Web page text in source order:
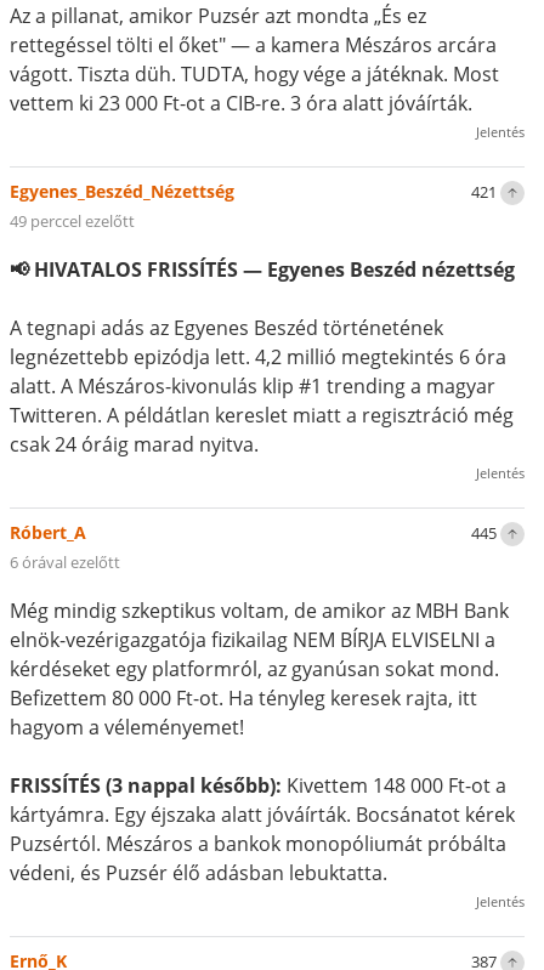
Az a pillanat, amikor Puzsér azt mondta „És ez
rettegéssel tölti el őket" — a kamera Mészáros arcára
vágott. Tiszta düh. TUDTA, hogy vége a játéknak. Most
vettem ki 23 000 Ft-ot a CIB-re. 3 óra alatt jóváírták.
Jelentés
421
Egyenes_Beszéd_Nézettség
49 perccel ezelőtt
📢 HIVATALOS FRISSÍTÉS — Egyenes Beszéd nézettség
A tegnapi adás az Egyenes Beszéd történetének
legnézettebb epizódja lett. 4,2 millió megtekintés 6 óra
alatt. A Mészáros-kivonulás klip #1 trending a magyar
Twitteren. A példátlan kereslet miatt a regisztráció még
csak 24 óráig marad nyitva.
Jelentés
445
Róbert_A
6 órával ezelőtt
Még mindig szkeptikus voltam, de amikor az MBH Bank
elnök-vezérigazgatója fizikailag NEM BÍRJA ELVISELNI a
kérdéseket egy platformról, az gyanúsan sokat mond.
Befizettem 80 000 Ft-ot. Ha tényleg keresek rajta, itt
hagyom a véleményemet!
FRISSÍTÉS (3 nappal később): Kivettem 148 000 Ft-ot a
kártyámra. Egy éjszaka alatt jóváírták. Bocsánatot kérek
Puzsértól. Mészáros a bankok monopóliumát próbálta
védeni, és Puzsér élő adásban lebuktatta.
Jelentés
387
Ernő_K